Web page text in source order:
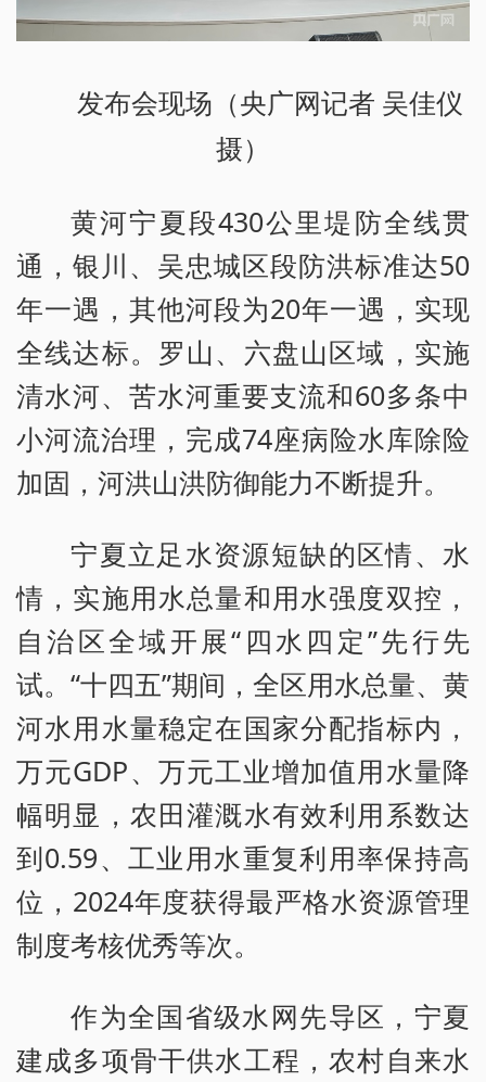
发布会现场（央广网记者 吴佳仪
摄）
黄河宁夏段430公里堤防全线贯
通，银川、吴忠城区段防洪标准达50
年一遇，其他河段为20年一遇，实现
全线达标。罗山、六盘山区域，实施
清水河、苦水河重要支流和60多条中
小河流治理，完成74座病险水库除险
加固，河洪山洪防御能力不断提升。
宁夏立足水资源短缺的区情、水
情，实施用水总量和用水强度双控，
自治区全域开展“四水四定”先行先
试。“十四五”期间，全区用水总量、黄
河水用水量稳定在国家分配指标内，
万元GDP、万元工业增加值用水量降
幅明显，农田灌溉水有效利用系数达
到0.59、工业用水重复利用率保持高
位，2024年度获得最严格水资源管理
制度考核优秀等次。
作为全国省级水网先导区，宁夏
建成多项骨干供水工程，农村自来水